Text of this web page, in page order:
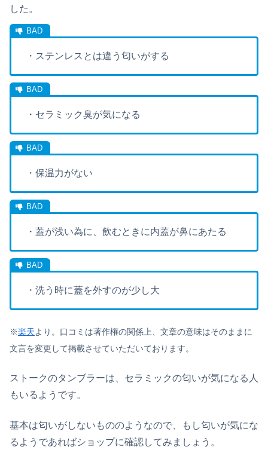
した。
・ステンレスとは違う匂いがする
・セラミック臭が気になる
・保温力がない
・蓋が浅い為に、飲むときに内蓋が鼻にあたる
・洗う時に蓋を外すのが少し大
※楽天より。口コミは著作権の関係上、文章の意味はそのままに
文言を変更して掲載させていただいております。
ストークのタンブラーは、セラミックの匂いが気になる人
もいるようです。
基本は匂いがしないもののようなので、もし匂いが気にな
るようであればショップに確認してみましょう。